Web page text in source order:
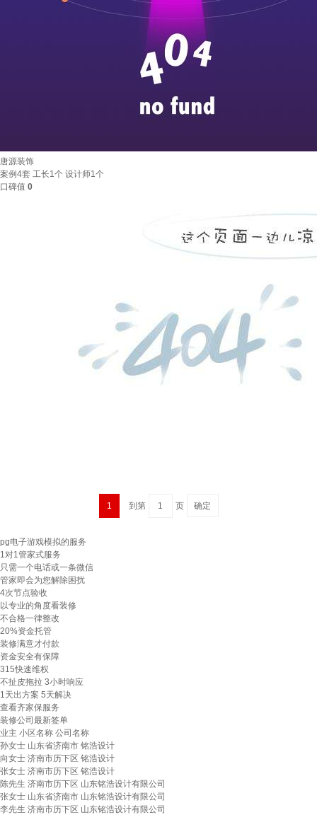
唐源装饰
案例4套 工长1个 设计师1个
口碑值 0
1 页
到第
pg电子游戏模拟的服务
1对1管家式服务
只需一个电话或一条微信
管家即会为您解除困扰
4次节点验收
以专业的角度看装修
不合格一律整改
20%资金托管
装修满意才付款
资金安全有保障
315快速维权
不扯皮拖拉 3小时响应
1天出方案 5天解决
查看齐家保服务
装修公司最新签单
业主 小区名称 公司名称
孙女士 山东省济南市 铭浩设计
向女士 济南市历下区 铭浩设计
张女士 济南市历下区 铭浩设计
陈先生 济南市历下区 山东铭浩设计有限公司
张女士 山东省济南市 山东铭浩设计有限公司
李先生 济南市历下区 山东铭浩设计有限公司